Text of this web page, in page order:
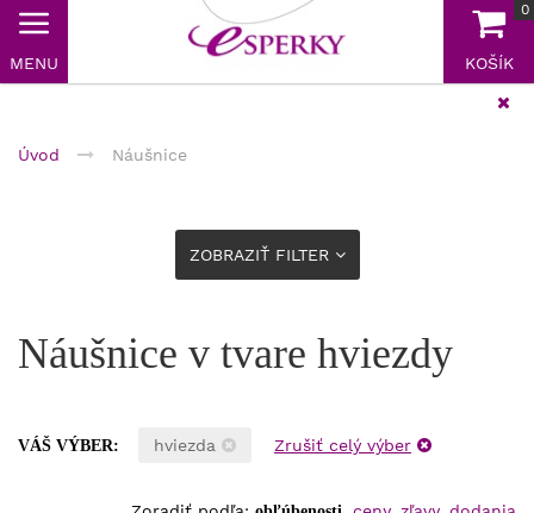
MENU
0
KOŠÍK
Úvod Náušnice
ZOBRAZIŤ FILTER
Náušnice v tvare hviezdy
VÁŠ VÝBER: hviezda Zrušiť celý výber